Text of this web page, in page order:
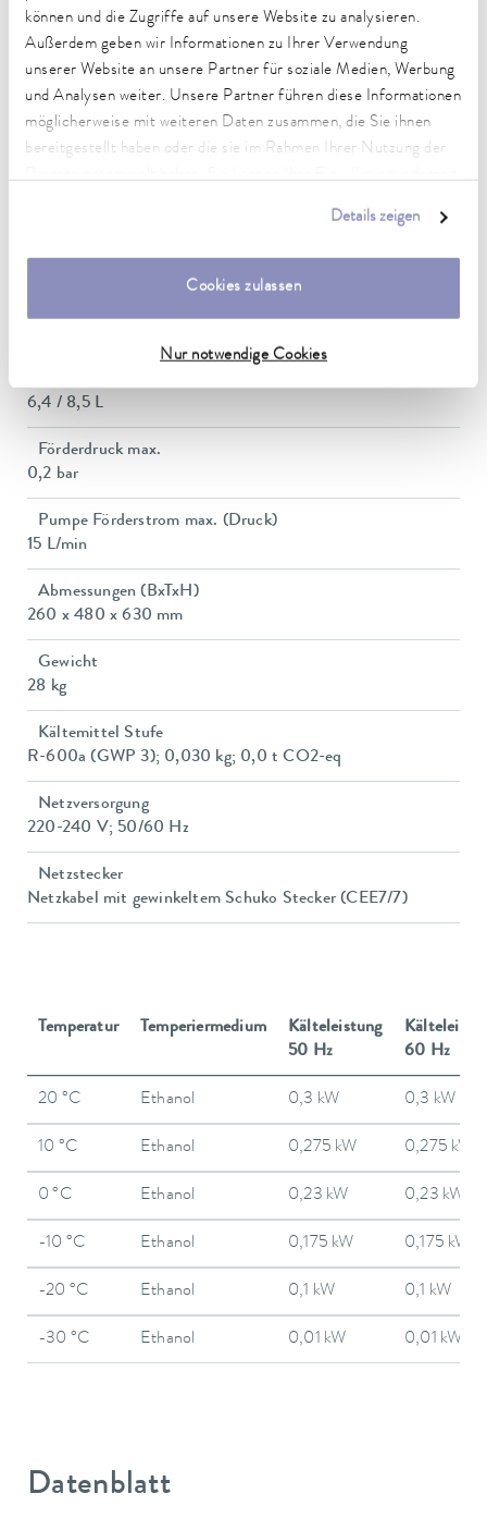
können und die Zugriffe auf unsere Website zu analysieren.
Außerdem geben wir Informationen zu Ihrer Verwendung
unserer Website an unsere Partner für soziale Medien, Werbung
und Analysen weiter. Unsere Partner führen diese Informationen
möglicherweise mit weiteren Daten zusammen, die Sie ihnen
bereitgestellt haben oder die sie im Rahmen Ihrer Nutzung der
Details zeigen
Cookies zulassen
Nur notwendige Cookies
Heating_range
1.6 ... 2.2 kW
Leistungsaufnahme max.
2,4 kW
150 x 150 x 200 mm
6,4 / 8,5 L
Förderdruck max.
0,2 bar
Pumpe Förderstrom max. (Druck)
15 L/min
Abmessungen (BxTxH)
260 x 480 x 630 mm
Gewicht
28 kg
Kältemittel Stufe
R-600a (GWP 3); 0,030 kg; 0,0 t CO2-eq
Netzversorgung
220-240 V; 50/60 Hz
Netzstecker
Netzkabel mit gewinkeltem Schuko Stecker (CEE7/7)
Temperatur Temperiermedium
Kälteleistung
50 Hz
60 Hz
20 °C Ethanol 0,3 kW 0,3 kW
10 °C Ethanol 0,275 kW 0,275 kW
0 °C Ethanol 0,23 kW 0,23 kW
-10 °C Ethanol 0,175 kW 0,175 kW
-20 °C Ethanol 0,1 kW 0,1 kW
-30 °C Ethanol 0,01 kW 0,01 kW
Datenblatt